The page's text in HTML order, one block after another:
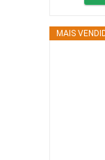
MAIS